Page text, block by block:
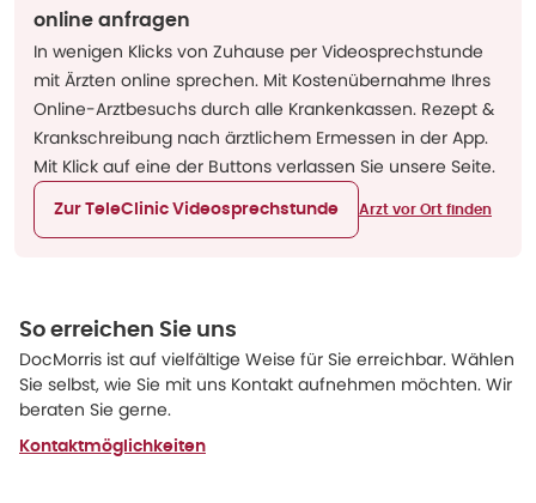
online anfragen
In wenigen Klicks von Zuhause per Videosprechstunde
mit Ärzten online sprechen. Mit Kostenübernahme Ihres
Online-Arztbesuchs durch alle Krankenkassen. Rezept &
Krankschreibung nach ärztlichem Ermessen in der App.
Mit Klick auf eine der Buttons verlassen Sie unsere Seite.
Zur TeleClinic Videosprechstunde Arzt vor Ort finden
So erreichen Sie uns
DocMorris ist auf vielfältige Weise für Sie erreichbar. Wählen
Sie selbst, wie Sie mit uns Kontakt aufnehmen möchten. Wir
beraten Sie gerne.
Kontaktmöglichkeiten